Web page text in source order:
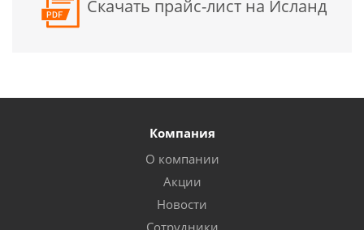
Скачать прайс-лист на Исланд
Компания
О компании
Акции
Новости
Сотрудники